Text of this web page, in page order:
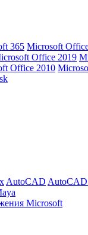
365 Microsoft
Office 2019
Office 2010
AutoCAD AutoCAD
Microsoft